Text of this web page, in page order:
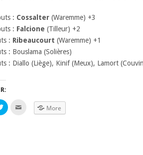
: Cossalter(Waremme) +3
: Falcione (Tilleur) +2
: Ribeaucourt (Waremme) +1
: Bouslama (Solières)
: Diallo (Liège), Kinif (Meux), Lamort
Click
to More